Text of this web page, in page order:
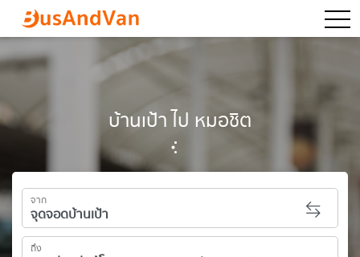
บ้านเป้า ไป หมอชิต
จาก
ถึง